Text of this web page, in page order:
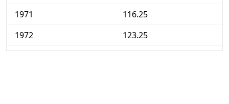
1971
116.25
1972
123.25